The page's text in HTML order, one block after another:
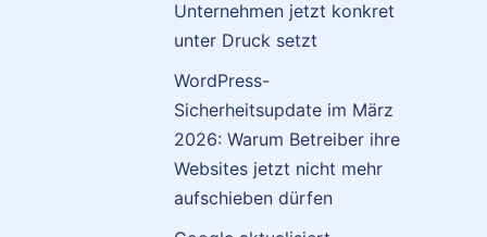
Unternehmen jetzt konkret
unter Druck setzt
WordPress-
Sicherheitsupdate im März
2026: Warum Betreiber ihre
Websites jetzt nicht mehr
aufschieben dürfen